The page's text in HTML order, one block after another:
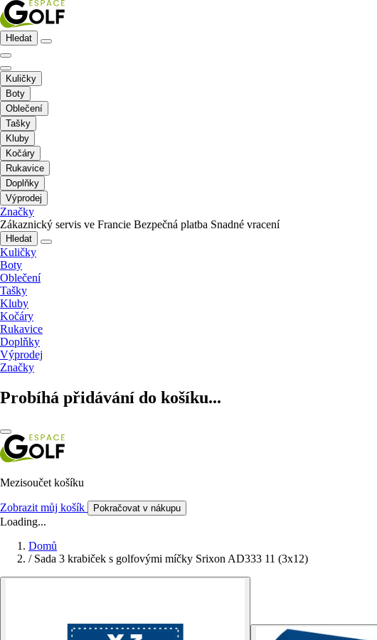
Hledat
Kuličky
Boty
Oblečení
Tašky
Kluby
Kočáry
Rukavice
Doplňky
Výprodej
Značky
Zákaznický servis ve Francie Bezpečná platba Snadné vracení
Hledat
Kuličky
Boty
Oblečení
Tašky
Kluby
Kočáry
Rukavice
Doplňky
Výprodej
Značky
Probíhá přidávání do košíku...
Mezisoučet košíku
Zobrazit můj košík Pokračovat v nákupu
Loading...
Domů
/ Sada 3 krabiček s golfovými míčky Srixon AD333 11 (3x12)